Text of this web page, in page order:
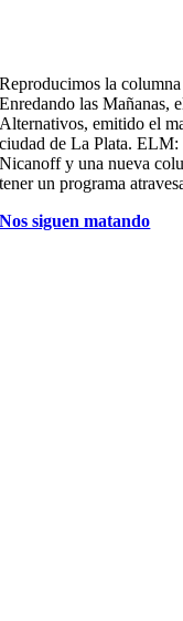
Reproducimos la
Enredando las Mañanas,
Alternativos, emitido el
ciudad de La Plata. ELM:
Nicanoff y una nueva
tener un programa
Nos siguen matando